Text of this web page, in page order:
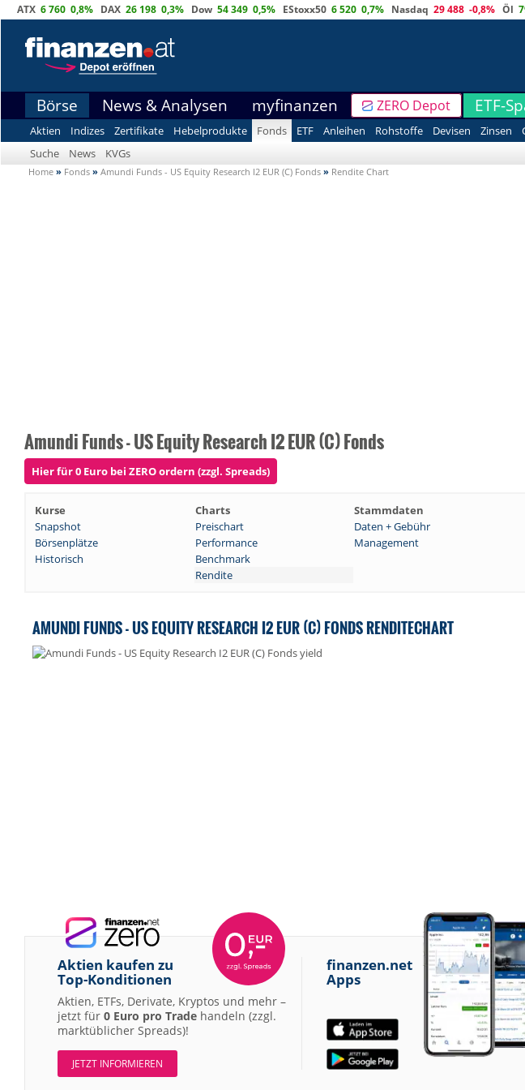
ATX 6 760 0,8% DAX 26 198 0,3% Dow 54 349 0,5% EStoxx50 6 520 0,7% Nasdaq 29 488 -0,8% Öl
Börse News & Analysen myfinanzen ZERO Depot ETF-
Aktien Indizes Zertifikate Hebelprodukte Fonds ETF Anleihen Rohstoffe Devisen Zinsen
Suche
News KVGs
Home » Fonds » Amundi Funds - US Equity Research I2 EUR (C) Fonds » Rendite Chart
Amundi Funds - US Equity Research I2 EUR (C) Fonds
Hier für 0 Euro bei ZERO ordern (zzgl. Spreads)
Kurse Charts Stammdaten
Snapshot
Preischart Daten + Gebühr
Börsenplätze
Performance Management
Historisch
Benchmark
Rendite
AMUNDI FUNDS - US EQUITY RESEARCH I2 EUR (C) FONDS RENDITECHART
Aktien kaufen zu
Top-Konditionen
Aktien, ETFs, Derivate, Kryptos und mehr –
jetzt für 0 Euro pro Trade handeln (zzgl.
marktüblicher Spreads)!
JETZT INFORMIEREN
finanzen.net
Apps